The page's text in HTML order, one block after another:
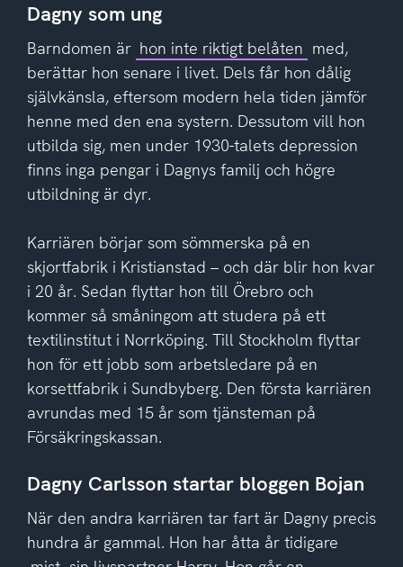
Dagny som ung
Barndomen är hon inte riktigt belåten med,
berättar hon senare i livet. Dels får hon dålig
självkänsla, eftersom modern hela tiden jämför
henne med den ena systern. Dessutom vill hon
utbilda sig, men under 1930-talets depression
finns inga pengar i Dagnys familj och högre
utbildning är dyr.
Karriären börjar som sömmerska på en
skjortfabrik i Kristianstad – och där blir hon kvar
i 20 år. Sedan flyttar hon till Örebro och
kommer så småningom att studera på ett
textilinstitut i Norrköping. Till Stockholm flyttar
hon för ett jobb som arbetsledare på en
korsettfabrik i Sundbyberg. Den första karriären
avrundas med 15 år som tjänsteman på
Försäkringskassan.
Dagny Carlsson startar bloggen Bojan
När den andra karriären tar fart är Dagny precis
hundra år gammal. Hon har åtta år tidigare